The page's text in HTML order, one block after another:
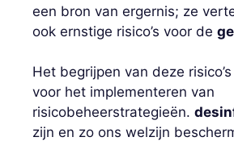
een bron van ergernis; ze
ook ernstige risico’s voor de
Het begrijpen van deze
voor het implementeren van
risicobeheerstrategieën.
zijn en zo ons welzijn